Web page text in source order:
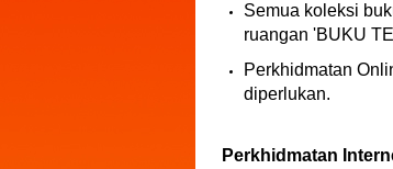
Semua koleksi
ruangan 'BUKU
Perkhidmatan
diperlukan.
Perkhidmatan